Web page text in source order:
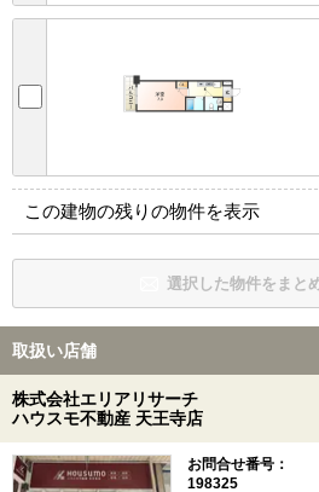
この建物の残りの物件を表示
選択した物件をまと
取扱い店舗
株式会社エリアリサーチ
ハウスモ不動産 天王寺店
お問合せ番号：
198325